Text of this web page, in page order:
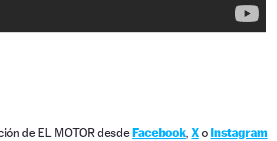
de EL MOTOR desde Facebook, Xo Instagram